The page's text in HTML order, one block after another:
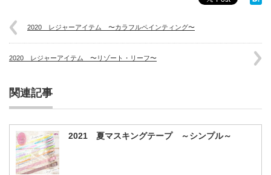
2020 レジャーアイテム 〜カラフルペインティング〜
2020 レジャーアイテム 〜リゾート・リーフ〜
関連記事
2021 夏マスキングテープ ～シンプル～